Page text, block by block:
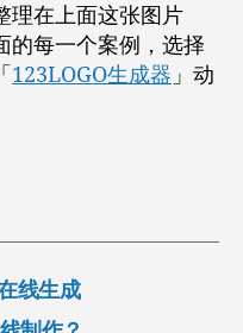
理在上面这张图片
的每一个案例，选择
123LOGO生成器 」动
线生成